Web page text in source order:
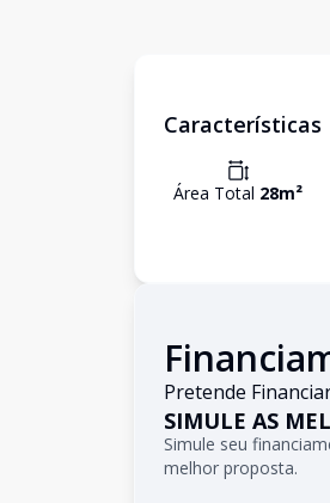
Características
Área Total 28m²
Pretende
SIMULE AS
Simule seu
melhor proposta.